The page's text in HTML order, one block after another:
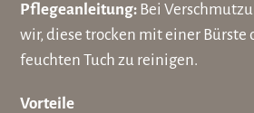
Pflegeanleitung: Bei
wir, diese trocken mit einer Bürste
feuchten Tuch zu reinigen.
Vorteile